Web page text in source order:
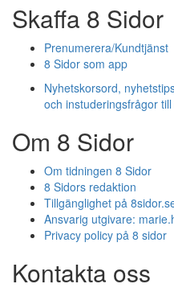
Skaffa 8 Sidor
Prenumerera/Kundtjänst
8 Sidor som app
Nyhetskorsord,
och instuderingsfrågor
Om 8 Sidor
Om tidningen 8 Sidor
8 Sidors redaktion
Tillgänglighet på
Ansvarig utgivare:
Privacy policy på 8 sidor
Kontakta oss